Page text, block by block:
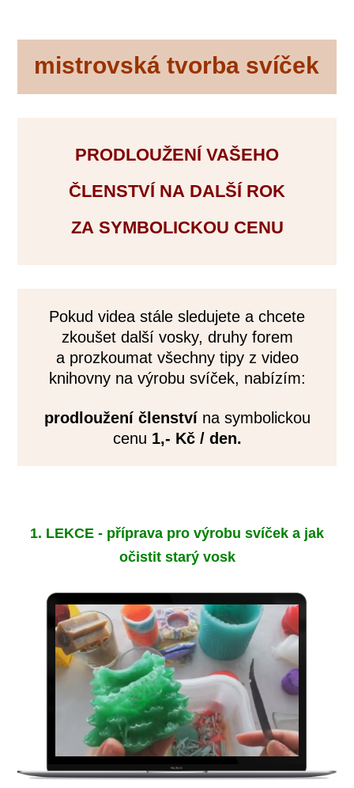
mistrovská tvorba svíček
PRODLOUŽENÍ VAŠEHO
ČLENSTVÍ NA DALŠÍ ROK
ZA SYMBOLICKOU CENU
Pokud videa stále sledujete a chcete
zkoušet další vosky, druhy forem
a prozkoumat všechny tipy z video
knihovny na výrobu svíček, nabízím:
prodloužení členstvína symbolickou
cenu 1,- Kč / den.
1. LEKCE - příprava pro výrobu svíček a jak
očistit starý vosk